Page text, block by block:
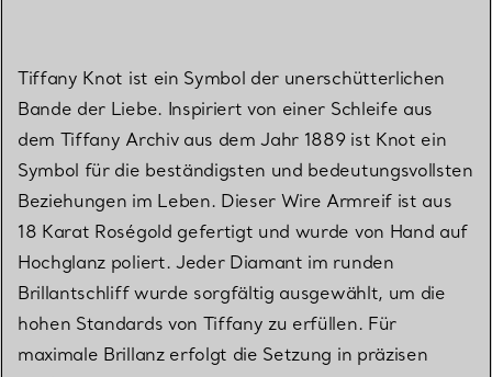
Tiffany Knot ist ein Symbol der unerschütterlichen
Bande der Liebe. Inspiriert von einer Schleife aus
dem Tiffany Archiv aus dem Jahr 1889 ist Knot ein
Symbol für die beständigsten und bedeutungsvollsten
Beziehungen im Leben. Dieser Wire Armreif ist aus
18 Karat Roségold gefertigt und wurde von Hand auf
Hochglanz poliert. Jeder Diamant im runden
Brillantschliff wurde sorgfältig ausgewählt, um die
hohen Standards von Tiffany zu erfüllen. Für
maximale Brillanz erfolgt die Setzung in präzisen